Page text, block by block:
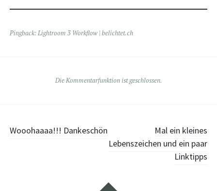
Pingback:Lightroom 3 Workflow | belichtet.ch
Die Kommentarfunktion ist geschlossen.
Beitragsnavigation
Wooohaaaa!!! Dankeschön
Mal ein kleines
Lebenszeichen und ein paar
Linktipps
Widgets